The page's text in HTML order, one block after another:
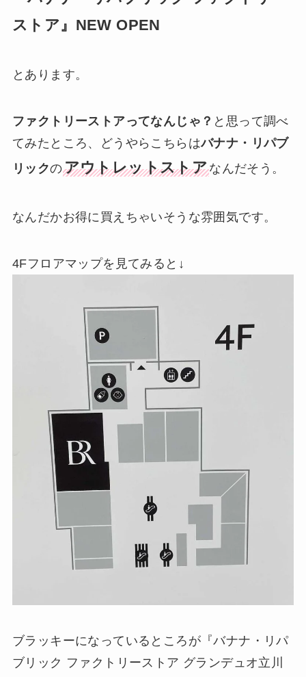
ストア』NEW OPEN
とあります。
ファクトリーストアってなんじゃ？ と思って調べ
てみたところ、どうやらこちらはバナナ・リパブ
リックのアウトレットストアなんだそう。
なんだかお得に買えちゃいそうな雰囲気です。
4Fフロアマップを見てみると↓
ブラッキーになっているところが『バナナ・リパ
ブリック ファクトリーストア グランデュオ立川